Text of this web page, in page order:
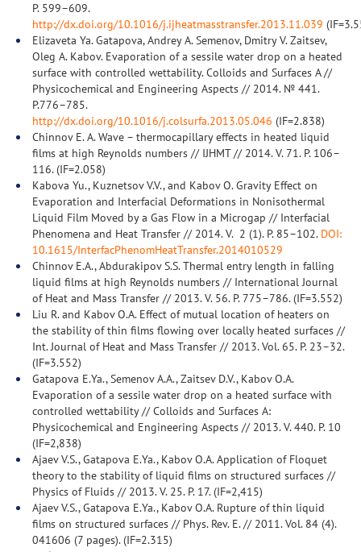
Р. 599–609.
http://dx.doi.org/10.1016/j.ijheatmasstransfer.2013.11.039
Elizaveta Ya. Gatapova, Andrey A. Semenov, Dmitry V. Zaitsev,
Oleg A. Kabov. Evaporation of a sessile water drop on a heated
surface with controlled wettability. Colloids and Surfaces A //
Physicochemical and Engineering Aspects // 2014. № 441.
P.776–785.
http://dx.doi.org/10.1016/j.colsurfa.2013.05.046 (IF=2.838)
Chinnov Е. А. Wave – thermocapillary effects in heated liquid
films at high Reynolds numbers // IJHMT // 2014. V. 71. Р. 106–
116. (IF=2.058)
Kabova Yu., Kuznetsov V.V., and Kabov O. Gravity Effect on
Evaporation and Interfacial Deformations in Nonisothermal
Liquid Film Moved by a Gas Flow in a Microgap // Interfacial
Phenomena and Heat Transfer // 2014. V. 2 (1). Р. 85–102. DOI:
10.1615/InterfacPhenomHeatTransfer.2014010529
Chinnov E.A., Abdurakipov S.S. Thermal entry length in falling
liquid films at high Reynolds numbers // International Journal
of Heat and Mass Transfer // 2013. V. 56. P. 775–786. (IF=3.552)
Liu R. and Kabov O.A. Effect of mutual location of heaters on
the stability of thin films flowing over locally heated surfaces //
Int. Journal of Heat and Mass Transfer // 2013. Vol. 65. P. 23–32.
(IF=3.552)
Gatapova E.Ya., Semenov A.A., Zaitsev D.V., Kabov O.A.
Evaporation of a sessile water drop on a heated surface with
controlled wettability // Colloids and Surfaces A:
Physicochemical and Engineering Aspects // 2013. V. 440. P. 10
(IF=2,838)
Ajaev V.S., Gatapova E.Ya., Kabov O.A. Application of Floquet
theory to the stability of liquid films on structured surfaces //
Physics of Fluids // 2013. V. 25. Р. 17. (IF=2,415)
Ajaev V.S., Gatapova E.Ya., Kabov O.A. Rupture of thin liquid
films on structured surfaces // Phys. Rev. E. // 2011. Vol. 84 (4).
041606 (7 pages). (IF=2.315)